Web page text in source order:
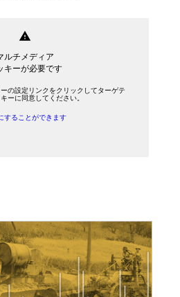
warning
ルチメディア
キーが必要です
の設定リンクをクリックしてターゲテ
ーに同意してください。
することができます